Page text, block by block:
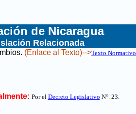
de Nicaragua
Relacionada
. (Enlace al Texto)-->Texto Normativo
Por el Decreto Legislativo N°. 23.